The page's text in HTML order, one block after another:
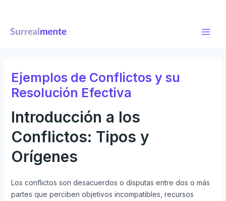
contenido
Ejemplos de Conflictos y su
Resolución Efectiva
Introducción a los
Conflictos: Tipos y
Orígenes
Los conflictos son desacuerdos o disputas entre dos o más
partes que perciben objetivos incompatibles, recursos
entradas